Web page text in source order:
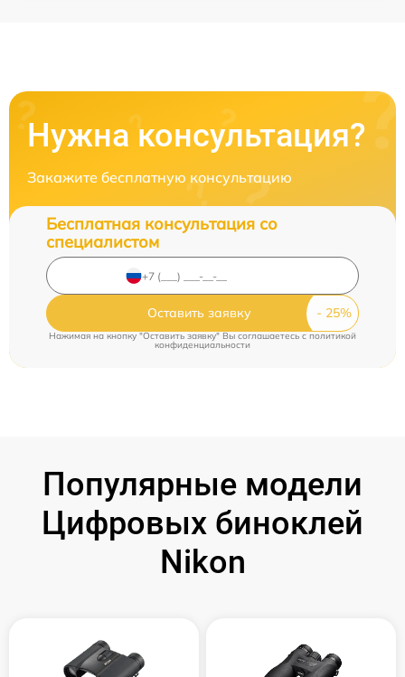
Нужна консультация?
Закажите бесплатную консультацию
Бесплатная консультация со
специалистом
Оставить заявку
Нажимая на кнопку "Оставить заявку" Вы соглашаетесь cполитикой
конфиденциальности
Популярные модели
Цифровых биноклей
Nikon